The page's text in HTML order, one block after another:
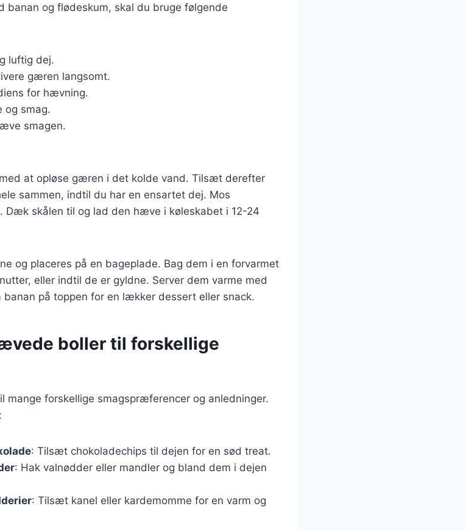
banan og flødeskum, skal du bruge følgende
luftig dej.
gæren langsomt.
for hævning.
og smag.
smagen.
at opløse gæren i det kolde vand. Tilsæt derefter
sammen, indtil du har en ensartet dej. Mos
skålen til og lad den hæve i køleskabet i 12-24
og placeres på en bageplade. Bag dem i en forvarmet
eller indtil de er gyldne. Server dem varme med
på toppen for en lækker dessert eller snack.
boller til forskellige
mange forskellige smagspræferencer og anledninger.
: Tilsæt chokoladechips til dejen for en sød treat.
: Hak valnødder eller mandler og bland dem i dejen
: Tilsæt kanel eller kardemomme for en varm og